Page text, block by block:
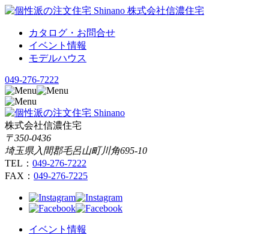
カタログ・お問合せ
イベント情報
モデルハウス
049-276-7222
株式会社信濃住宅
〒350-0436
埼玉県入間郡毛呂山町川角695-10
TEL： 049-276-7222
FAX： 049-276-7225
イベント情報